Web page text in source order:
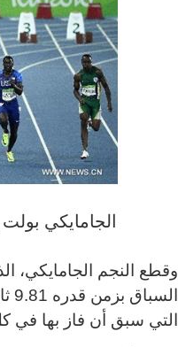
الجامايكي بولت
التي سبق أن فاز بها في كل من أولمبياد